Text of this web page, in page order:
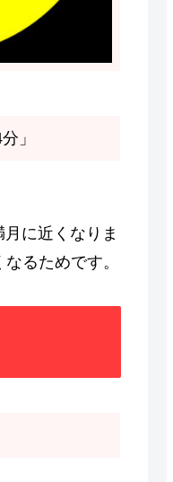
」
に近くなりま
るためです。